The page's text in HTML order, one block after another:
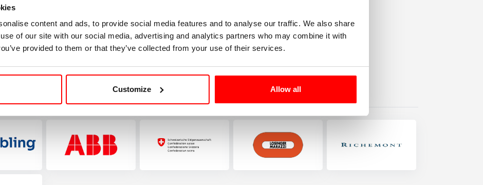
content and ads, to provide social media features and to analyse our traffic. We also share
of our site with our social media, advertising and analytics partners who may combine it with
provided to them or that they’ve collected from your use of their services.
Customize Allow all